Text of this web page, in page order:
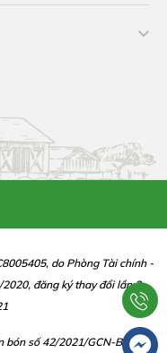
do Phòng Tài chính -
đăng ký thay đổi lần 2
bón số 42/2021/GCN-BBP do